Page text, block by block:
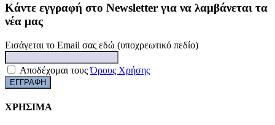
Kάντε εγγραφή στο Newsletter για να λαμβάνεται τα
νέα μας
Εισάγεται το Email σας εδώ (υποχρεωτικό πεδίο)
Αποδέχομαι τουςΌρους Χρήσης
ΧΡΗΣΙΜΑ